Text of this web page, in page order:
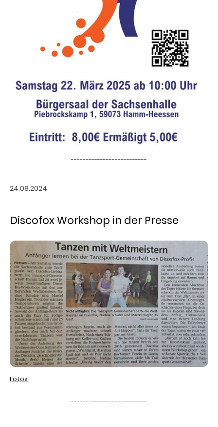
--------------------------
24.08.2024
Discofox Workshop in der Presse
Fotos
--------------------------